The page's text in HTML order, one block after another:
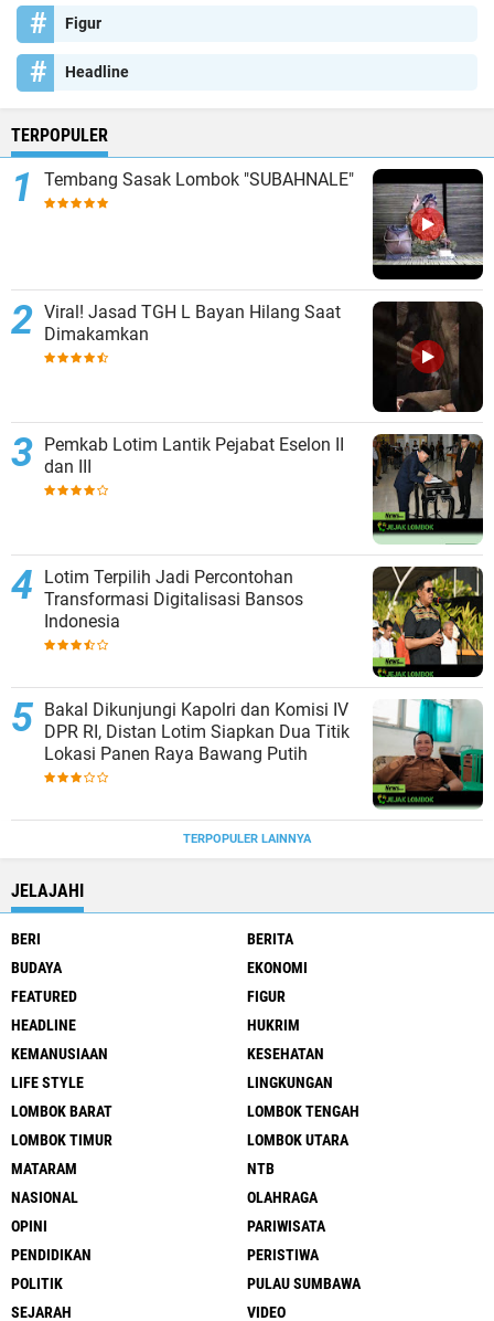
Figur
Headline
TERPOPULER
Tembang Sasak Lombok "SUBAHNALE"
Viral! Jasad TGH L Bayan Hilang Saat
Dimakamkan
Pemkab Lotim Lantik Pejabat Eselon II
dan III
Lotim Terpilih Jadi Percontohan
Transformasi Digitalisasi Bansos
Indonesia
Bakal Dikunjungi Kapolri dan Komisi IV
DPR RI, Distan Lotim Siapkan Dua Titik
Lokasi Panen Raya Bawang Putih
TERPOPULER LAINNYA
JELAJAHI
BERI
BERITA
BUDAYA
EKONOMI
FEATURED
FIGUR
HEADLINE
HUKRIM
KEMANUSIAAN
KESEHATAN
LIFE STYLE
LINGKUNGAN
LOMBOK BARAT
LOMBOK TENGAH
LOMBOK TIMUR
LOMBOK UTARA
MATARAM
NTB
NASIONAL
OLAHRAGA
OPINI
PARIWISATA
PENDIDIKAN
PERISTIWA
POLITIK
PULAU SUMBAWA
SEJARAH
VIDEO